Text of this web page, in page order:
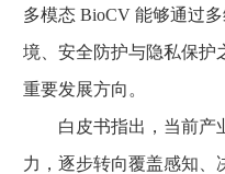
多模态 BioCV 能够通过
境、安全防护与隐私保护
重要发展方向。
白皮书指出，当前产
力，逐步转向覆盖感知、